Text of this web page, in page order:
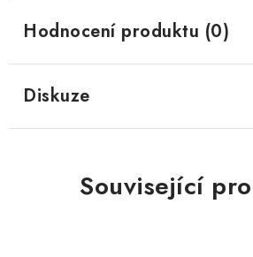
Hodnocení produktu (0)
Diskuze
Související